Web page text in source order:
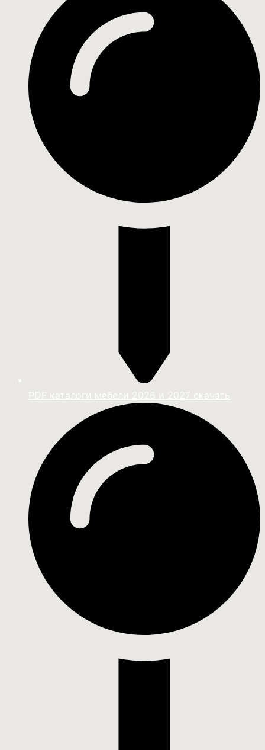
PDF каталоги мебели 2026 и 2027 скачать